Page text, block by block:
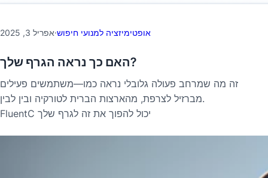
אפריל 3, 2025·אופטימיזציה למנועי חיפוש
האם כך נראה הגרף שלך?
זה מה שמרחב פעולה גלובלי נראה כמו—משתמשים פעילים
מברזיל לצרפת, מהארצות הברית לטורקיה ובין לבין.
FluentC יכול להפוך את זה לגרף שלך